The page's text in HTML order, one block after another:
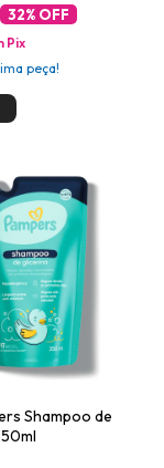
32% OFF
Pix
peça!
Shampoo de